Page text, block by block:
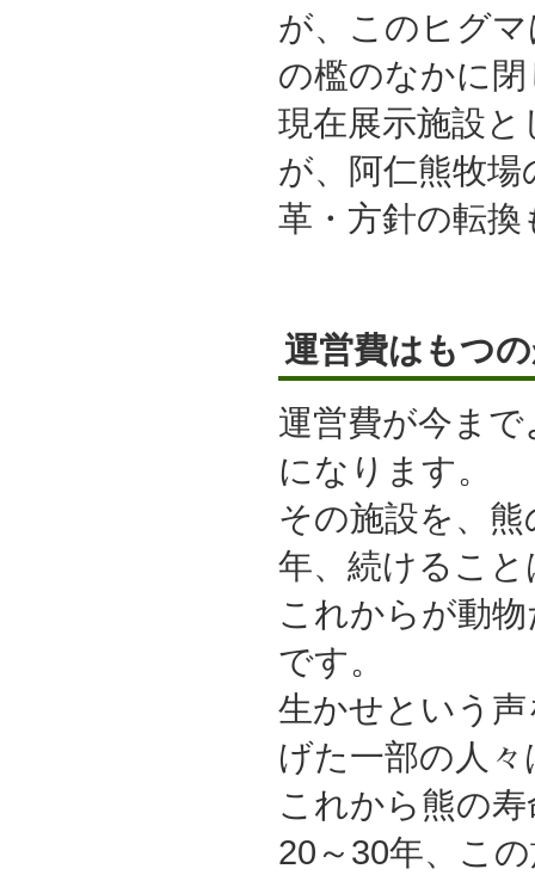
が、このヒグ
の檻のなかに
現在展示施設
が、阿仁熊牧
革・方針の転
運営費はもつ
運営費が今ま
になります。
その施設を、
年、続けるこ
これからが動
です。
生かせという声
げた一部の人々
これから熊の寿
20～30年、こ